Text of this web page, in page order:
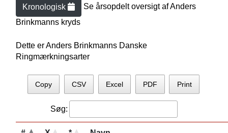
Kronologisk Se årsopdelt oversigt afAnders
Brinkmanns kryds
Dette er Anders Brinkmanns Danske
Ringmærkningsarter
Copy CSV Excel PDF Print
Søg: